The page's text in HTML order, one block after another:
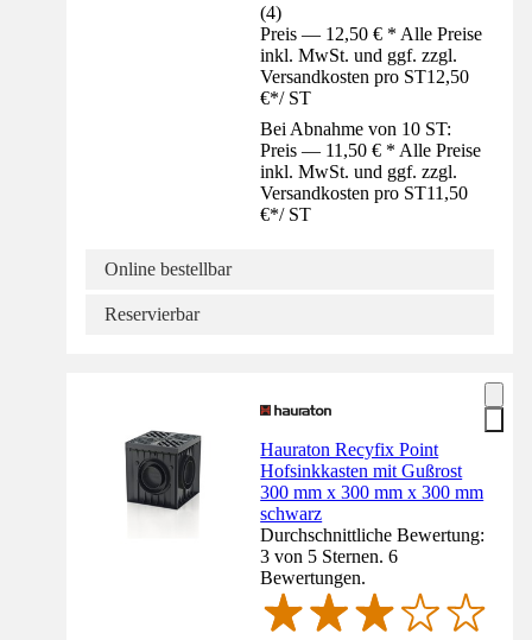
(4)
Preis — 12,50 € * Alle Preise
inkl. MwSt. und ggf. zzgl.
Versandkosten pro ST12,50
€*/ ST
Bei Abnahme von 10 ST:
Preis — 11,50 € * Alle Preise
inkl. MwSt. und ggf. zzgl.
Versandkosten pro ST11,50
€*/ ST
Online bestellbar
Reservierbar
Hauraton Recyfix Point
Hofsinkkasten mit Gußrost
300 mm x 300 mm x 300 mm
schwarz
Durchschnittliche Bewertung:
3 von 5 Sternen. 6
Bewertungen.